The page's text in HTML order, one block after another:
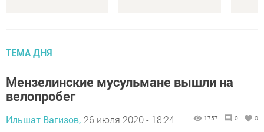
ТЕМА ДНЯ
Мензелинские мусульмане вышли на
велопробег
Ильшат Вагизов, 26 июля 2020 - 18:24 1757 0 0